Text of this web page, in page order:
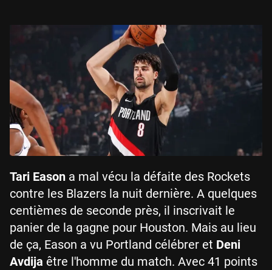
Tari Eason a mal vécu la défaite des Rockets
contre les Blazers la nuit dernière. A quelques
centièmes de seconde près, il inscrivait le
panier de la gagne pour Houston. Mais au lieu
de ça, Eason a vu Portland célébrer et Deni
Avdija être l'homme du match. Avec 41 points